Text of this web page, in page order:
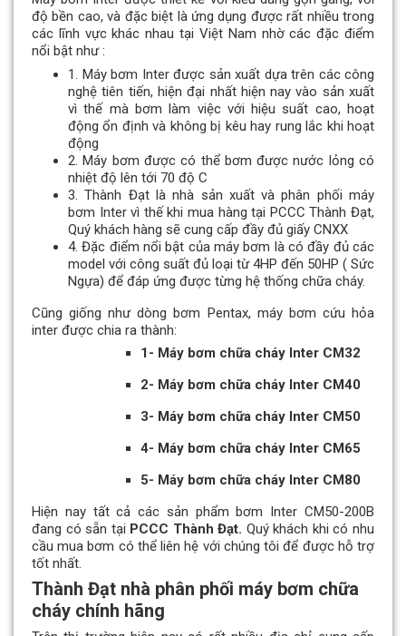
độ bền cao, và đặc biệt là ứng dụng được rất nhiều trong
các lĩnh vực khác nhau tại Việt Nam nhờ các đặc điểm
nổi bật như :
1. Máy bơm Inter được sản xuất dựa trên các công
nghệ tiên tiến, hiện đại nhất hiện nay vào sản xuất
vì thế mà bơm làm việc với hiệu suất cao, hoạt
động ổn định và không bị kêu hay rung lắc khi hoạt
động
2. Máy bơm được có thể bơm được nước lỏng có
nhiệt độ lên tới 70 độ C
3. Thành Đạt là nhà sản xuất và phân phối máy
bơm Inter vì thế khi mua hàng tại PCCC Thành Đạt,
Quý khách hàng sẽ cung cấp đầy đủ giấy CNXX
4. Đặc điểm nổi bật của máy bơm là có đầy đủ các
model với công suất đủ loại từ 4HP đến 50HP ( Sức
Ngựa) để đáp ứng được từng hệ thống chữa cháy.
Cũng giống như dòng bơm Pentax, máy bơm cứu hỏa
inter được chia ra thành:
1- Máy bơm chữa cháy Inter CM32
2- Máy bơm chữa cháy Inter CM40
3- Máy bơm chữa cháy Inter CM50
4- Máy bơm chữa cháy Inter CM65
5- Máy bơm chữa cháy Inter CM80
Hiện nay tất cả các sản phẩm bơm Inter CM50-200B
đang có sẵn tại PCCC Thành Đạt. Quý khách khi có nhu
cầu mua bơm có thể liên hệ với chúng tôi để được hỗ trợ
tốt nhất.
Thành Đạt nhà phân phối máy bơm chữa
cháy chính hãng